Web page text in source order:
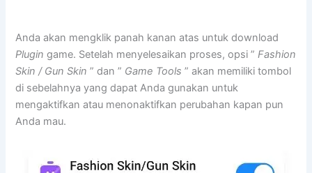
Anda akan mengklik panah kanan atas untuk download
Plugin game. Setelah menyelesaikan proses, opsi ”Fashion
Skin / Gun Skin ” dan ” Game Tools ” akan memiliki tombol
di sebelahnya yang dapat Anda gunakan untuk
mengaktifkan atau menonaktifkan perubahan kapan pun
Anda mau.